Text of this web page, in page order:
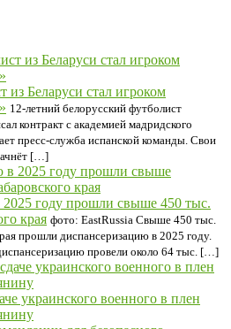
из Беларуси стал игроком
12-летний белорусский футболист
контракт с академией мадридского
пресс-служба испанской команды. Свои
[…]
году прошли свыше 450 тыс.
края фото: EastRussia Свыше 450 тыс.
прошли диспансеризацию в 2025 году.
провели около 64 тыс. […]
украинского военного в плен